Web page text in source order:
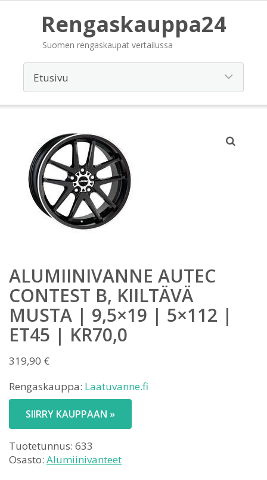
Rengaskauppa24
Suomen rengaskaupat vertailussa
ALUMIINIVANNE AUTEC
CONTEST B, KIILTÄVÄ
MUSTA | 9,5×19 | 5×112 |
ET45 | KR70,0
319,90 €
Rengaskauppa: Laatuvanne.fi
SIIRRY KAUPPAAN »
Tuotetunnus: 633
Osasto: Alumiinivanteet